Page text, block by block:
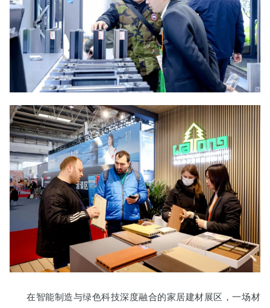
在智能制造与绿色科技深度融合的家居建材展区，一场材